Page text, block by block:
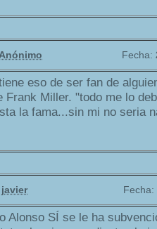
Fecha:
eso de ser fan de
Frank Miller. "todo me lo
la fama...sin mi no seria
javier Fecha:
Alonso SÍ se le ha